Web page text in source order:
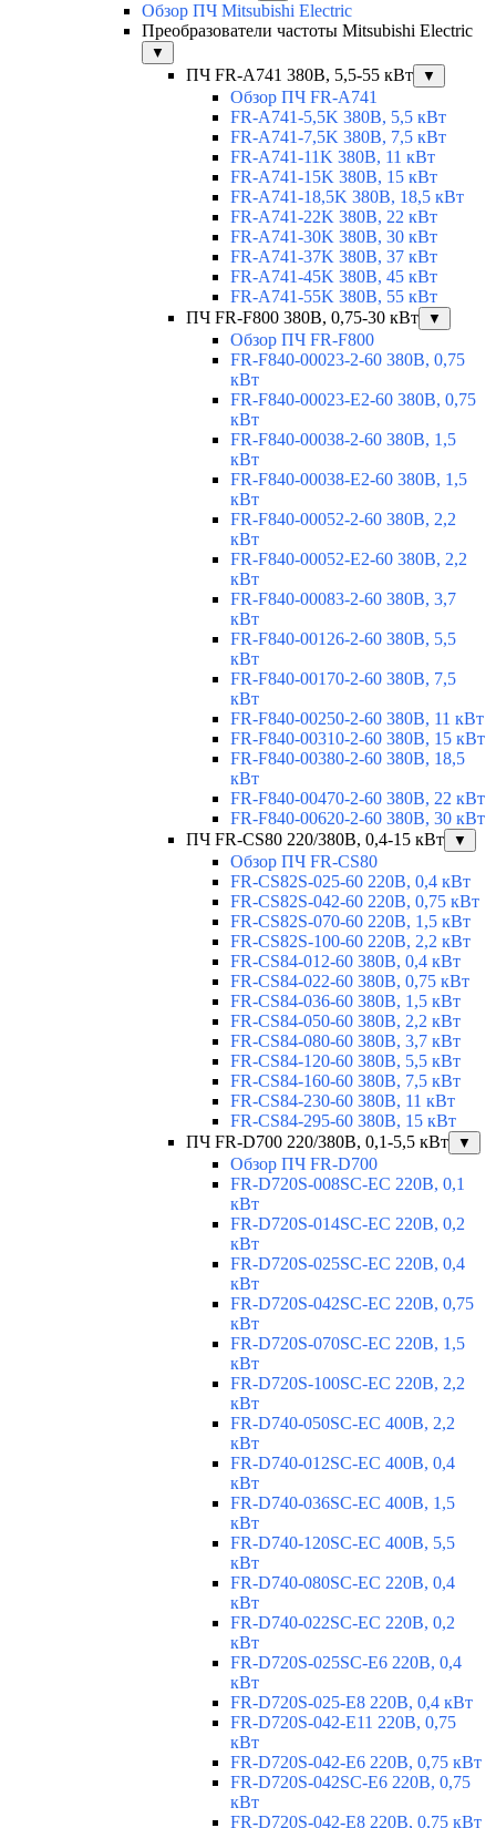
Обзор ПЧ Mitsubishi Electric
Преобразователи частоты Mitsubishi Electric
▼
ПЧ FR-A741 380В, 5,5-55 кВт ▼
Обзор ПЧ FR-A741
FR-A741-5,5K 380В, 5,5 кВт
FR-A741-7,5K 380В, 7,5 кВт
FR-A741-11K 380В, 11 кВт
FR-A741-15K 380В, 15 кВт
FR-A741-18,5K 380В, 18,5 кВт
FR-A741-22K 380В, 22 кВт
FR-A741-30K 380В, 30 кВт
FR-A741-37K 380В, 37 кВт
FR-A741-45K 380В, 45 кВт
FR-A741-55K 380В, 55 кВт
ПЧ FR-F800 380В, 0,75-30 кВт
▼
Обзор ПЧ FR-F800
FR-F840-00023-2-60 380В, 0,75
кВт
FR-F840-00023-E2-60 380В, 0,75
кВт
FR-F840-00038-2-60 380В, 1,5
кВт
FR-F840-00038-E2-60 380В, 1,5
кВт
FR-F840-00052-2-60 380В, 2,2
кВт
FR-F840-00052-E2-60 380В, 2,2
кВт
FR-F840-00083-2-60 380В, 3,7
кВт
FR-F840-00126-2-60 380В, 5,5
кВт
FR-F840-00170-2-60 380В, 7,5
кВт
FR-F840-00250-2-60 380В, 11 кВт
FR-F840-00310-2-60 380В, 15 кВт
FR-F840-00380-2-60 380В, 18,5
кВт
FR-F840-00470-2-60 380В, 22 кВт
FR-F840-00620-2-60 380В, 30 кВт
ПЧ FR-CS80 220/380В, 0,4-15 кВт
▼
Обзор ПЧ FR-CS80
FR-CS82S-025-60 220В, 0,4 кВт
FR-CS82S-042-60 220В, 0,75 кВт
FR-CS82S-070-60 220В, 1,5 кВт
FR-CS82S-100-60 220В, 2,2 кВт
FR-CS84-012-60 380В, 0,4 кВт
FR-CS84-022-60 380В, 0,75 кВт
FR-CS84-036-60 380В, 1,5 кВт
FR-CS84-050-60 380В, 2,2 кВт
FR-CS84-080-60 380В, 3,7 кВт
FR-CS84-120-60 380В, 5,5 кВт
FR-CS84-160-60 380В, 7,5 кВт
FR-CS84-230-60 380В, 11 кВт
FR-CS84-295-60 380В, 15 кВт
ПЧ FR-D700 220/380В, 0,1-5,5 кВт
▼
Обзор ПЧ FR-D700
FR-D720S-008SC-EC 220В, 0,1
кВт
FR-D720S-014SC-EC 220В, 0,2
кВт
FR-D720S-025SC-EC 220В, 0,4
кВт
FR-D720S-042SC-EC 220В, 0,75
кВт
FR-D720S-070SC-EC 220В, 1,5
кВт
FR-D720S-100SC-EC 220В, 2,2
кВт
FR-D740-050SC-EC 400В, 2,2
кВт
FR-D740-012SC-EC 400В, 0,4
кВт
FR-D740-036SC-EC 400В, 1,5
кВт
FR-D740-120SC-EC 400В, 5,5
кВт
FR-D740-080SC-EC 220В, 0,4
кВт
FR-D740-022SC-EC 220В, 0,2
кВт
FR-D720S-025SC-E6 220В, 0,4
кВт
FR-D720S-025-E8 220В, 0,4 кВт
FR-D720S-042-E11 220В, 0,75
кВт
FR-D720S-042-E6 220В, 0,75 кВт
FR-D720S-042SC-E6 220В, 0,75
кВт
FR-D720S-042-E8 220В, 0,75 кВт